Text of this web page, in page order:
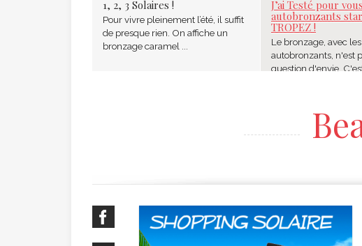
1, 2, 3 Solaires !
Pour vivre pleinement l’été, il suffit
de presque rien. On affiche un
bronzage caramel ...
J’ai Testé pour
autobronzants star
TROPEZ !
Le bronzage, avec les
autobronzants, n'est
question d'envie. C'est